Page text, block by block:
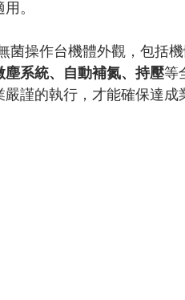
。
菌操作台機體外觀，包括
系統、自動補氮、持壓等
謹的執行，才能確保達成